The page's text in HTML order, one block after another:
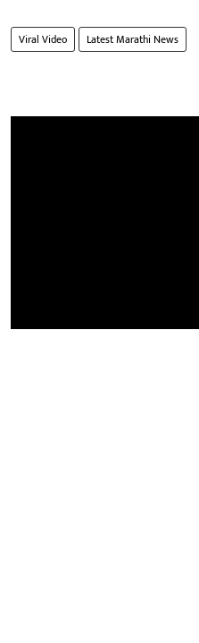
Viral Video Latest Marathi News